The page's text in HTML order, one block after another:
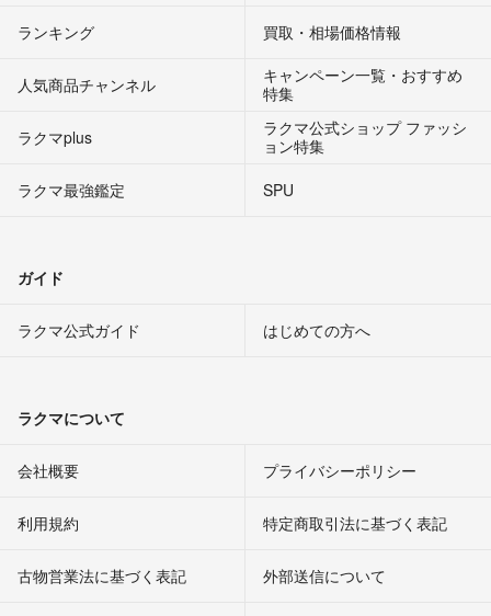
ランキング 買取・相場価格情報
人気商品チャンネル
キャンペーン一覧・おすすめ
特集
ラクマplus
ラクマ公式ショップ ファッシ
ョン特集
ラクマ最強鑑定
SPU
ガイド
ラクマ公式ガイド はじめての方へ
ラクマについて
会社概要 プライバシーポリシー
利用規約 特定商取引法に基づく表記
古物営業法に基づく表記 外部送信について